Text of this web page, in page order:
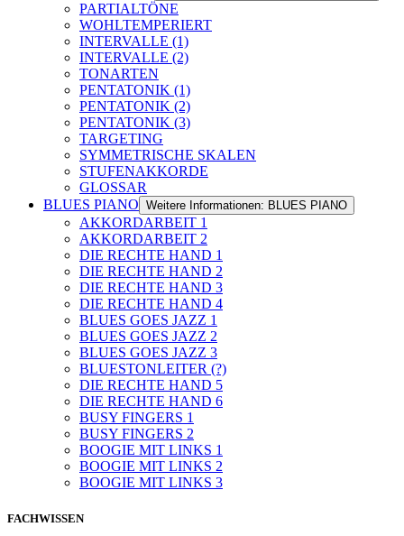
PARTIALTÖNE
WOHLTEMPERIERT
INTERVALLE (1)
INTERVALLE (2)
TONARTEN
PENTATONIK (1)
PENTATONIK (2)
PENTATONIK (3)
TARGETING
SYMMETRISCHE SKALEN
STUFENAKKORDE
GLOSSAR
BLUES PIANO Weitere Informationen: BLUES PIANO
AKKORDARBEIT 1
AKKORDARBEIT 2
DIE RECHTE HAND 1
DIE RECHTE HAND 2
DIE RECHTE HAND 3
DIE RECHTE HAND 4
BLUES GOES JAZZ 1
BLUES GOES JAZZ 2
BLUES GOES JAZZ 3
BLUESTONLEITER (?)
DIE RECHTE HAND 5
DIE RECHTE HAND 6
BUSY FINGERS 1
BUSY FINGERS 2
BOOGIE MIT LINKS 1
BOOGIE MIT LINKS 2
BOOGIE MIT LINKS 3
FACHWISSEN